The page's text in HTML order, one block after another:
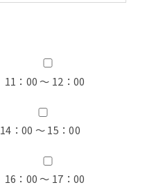
11：00 ～ 12：00
14：00 ～ 15：00
16：00 ～ 17：00